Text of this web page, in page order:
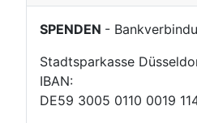
SPENDEN -
Stadtsparkasse
IBAN:
DE59 3005 0110 0019